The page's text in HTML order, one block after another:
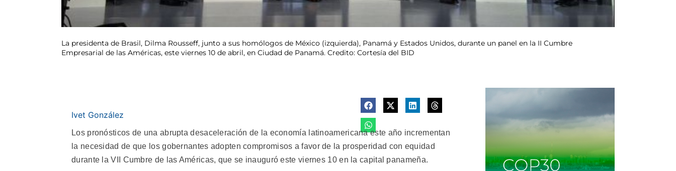
La presidenta de Brasil, Dilma Rousseff, junto a sus homólogos de México (izquierda), Panamá y Estados Unidos, durante un panel en la II Cumbre
Empresarial de las Américas, este viernes 10 de abril, en Ciudad de Panamá. Credito: Cortesía del BID
Ivet González
Los pronósticos de una abrupta desaceleración de la economía latinoamericana este año incrementan
la necesidad de que los gobernantes adopten compromisos a favor de la prosperidad con equidad
durante la VII Cumbre de las Américas, que se inauguró este viernes 10 en la capital panameña.